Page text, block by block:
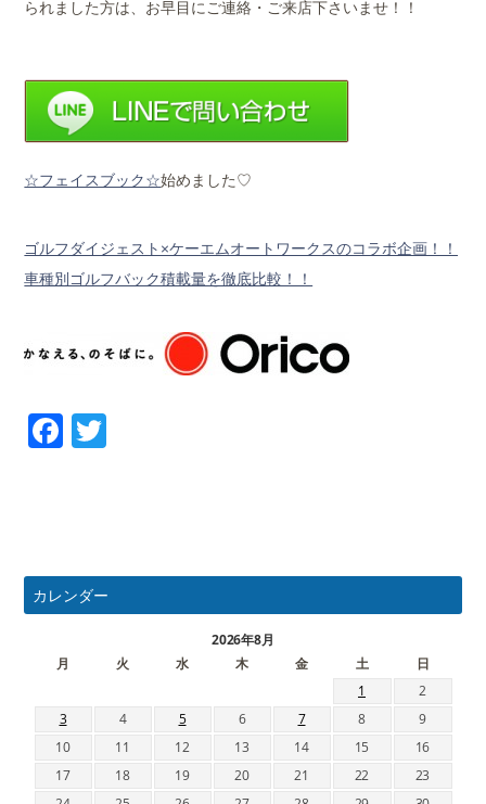
られました方は、お早目にご連絡・ご来店下さいませ！！
☆フェイスブック☆始めました♡
ゴルフダイジェスト×ケーエムオートワークスのコラボ企画！！
車種別ゴルフバック積載量を徹底比較！！
Facebook
カレンダー
2026年8月
月
火 水 木 金 土
日
1
2
3
4 5 6 7 8
9
10
11 12 13 14 15
16
17
18 19 20 21 22
23